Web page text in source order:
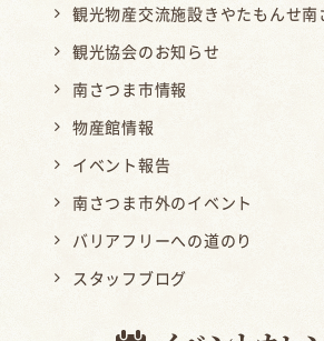
観光物産交流施設きやたもんせ南
観光協会のお知らせ
南さつま市情報
物産館情報
イベント報告
南さつま市外のイベント
バリアフリーへの道のり
スタッフブログ